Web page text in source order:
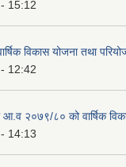
15:12
विकास योजना तथा
12:42
आ.व २०७९/८० को वार्षिक
14:13